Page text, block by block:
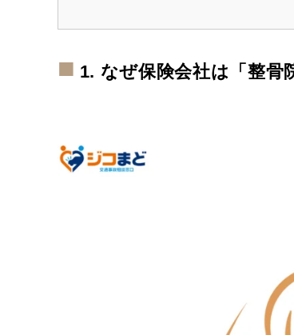
1. なぜ保険会社は「整